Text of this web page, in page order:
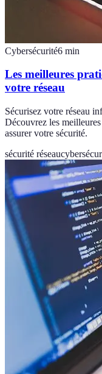
Cybersécurité6 min
Les meilleures
votre réseau
Sécurisez votre réseau
Découvrez les
assurer votre sécurité.
sécurité réseau